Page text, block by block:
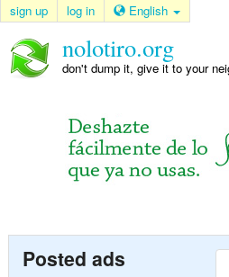
sign up log in English
nolotiro.org
don't dump it, give it to your
Posted ads